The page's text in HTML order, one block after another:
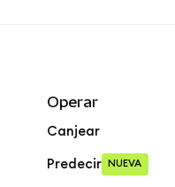
Operar
Canjear
Predecir NUEVA